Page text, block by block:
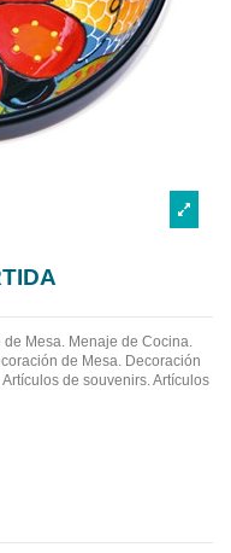
Mesa. Menaje de Cocina.
de Mesa. Decoración
de souvenirs. Artículos